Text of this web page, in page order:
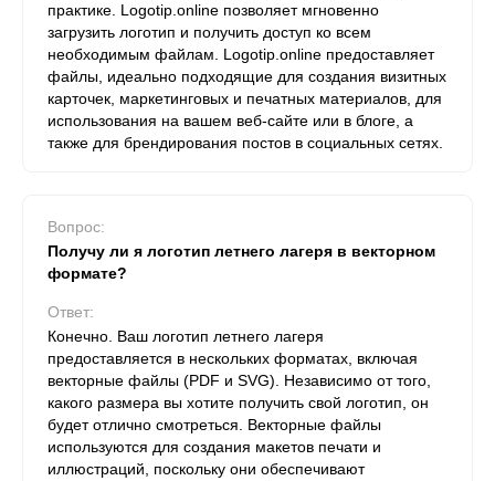
практике. Logotip.online позволяет мгновенно
загрузить логотип и получить доступ ко всем
необходимым файлам. Logotip.online предоставляет
файлы, идеально подходящие для создания визитных
карточек, маркетинговых и печатных материалов, для
использования на вашем веб-сайте или в блоге, а
также для брендирования постов в социальных сетях.
Вопрос:
Получу ли я логотип летнего лагеря в векторном
формате?
Ответ:
Конечно. Ваш логотип летнего лагеря
предоставляется в нескольких форматах, включая
векторные файлы (PDF и SVG). Независимо от того,
какого размера вы хотите получить свой логотип, он
будет отлично смотреться. Векторные файлы
используются для создания макетов печати и
иллюстраций, поскольку они обеспечивают